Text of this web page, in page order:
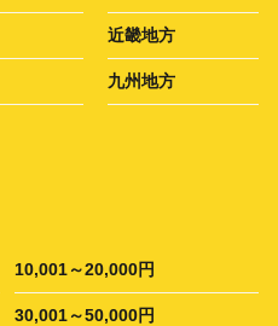
近畿地方
九州地方
10,001～20,000円
30,001～50,000円